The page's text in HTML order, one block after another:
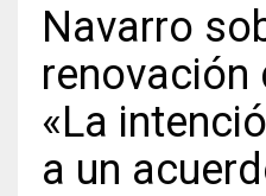
Navarro
renovación
«La
a un